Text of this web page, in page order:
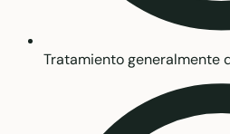
Tratamiento generalmente